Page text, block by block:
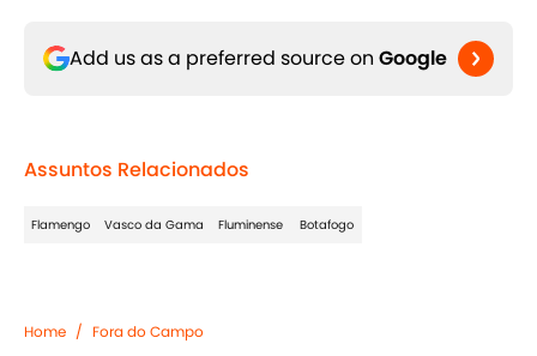
Add us as a preferred source on Google
Assuntos Relacionados
Flamengo Vasco da Gama Fluminense Botafogo
Home / Fora do Campo